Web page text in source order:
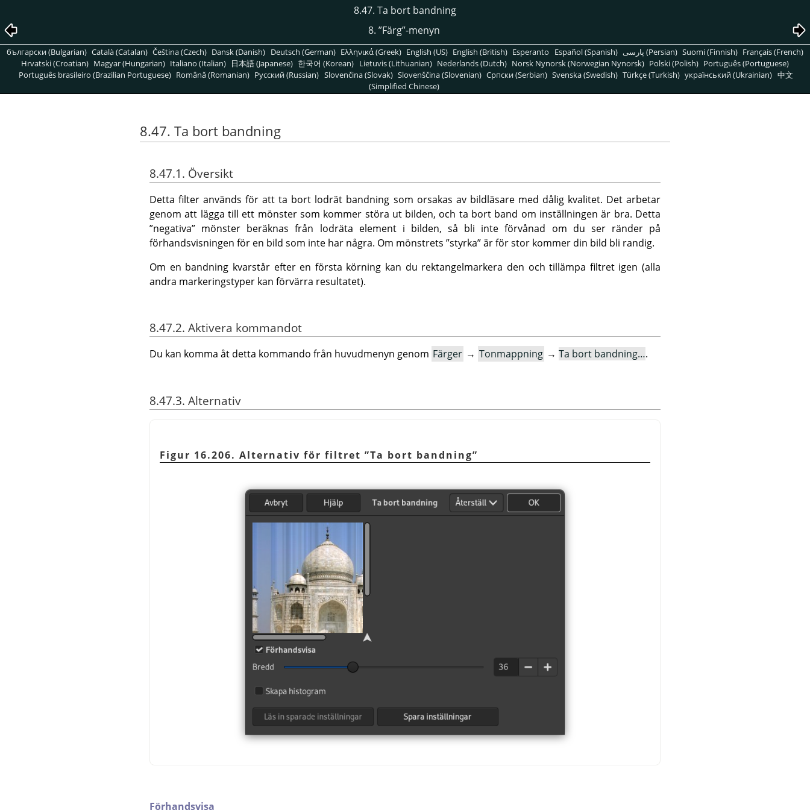
8.47. Ta bort bandning
8. ”Färg”-menyn
български (Bulgarian) Català (Catalan) Čeština (Czech) Dansk (Danish) Deutsch (German) Ελληνικά (Greek) English (US) English (British) Esperanto Español (Spanish) پارسی (Persian) Suomi (Finnish) Français (French)
Hrvatski (Croatian) Magyar (Hungarian) Italiano (Italian) 日本語 (Japanese) 한국어 (Korean) Lietuvis (Lithuanian) Nederlands (Dutch) Norsk Nynorsk (Norwegian Nynorsk) Polski (Polish) Português (Portuguese)
Português brasileiro (Brazilian Portuguese) Română (Romanian) Pусский (Russian) Slovenčina (Slovak) Slovenščina (Slovenian) Српски (Serbian) Svenska (Swedish) Türkçe (Turkish) український (Ukrainian) 中文
(Simplified Chinese)
8.47. Ta bort bandning
8.47.1. Översikt
Detta filter används för att ta bort lodrät bandning som orsakas av bildläsare med dålig kvalitet. Det arbetar
genom att lägga till ett mönster som kommer störa ut bilden, och ta bort band om inställningen är bra. Detta
”negativa” mönster beräknas från lodräta element i bilden, så bli inte förvånad om du ser ränder på
förhandsvisningen för en bild som inte har några. Om mönstrets ”styrka”är för stor kommer din bild bli randig.
Om en bandning kvarstår efter en första körning kan du rektangelmarkera den och tillämpa filtret igen (alla
andra markeringstyper kan förvärra resultatet).
8.47.2. Aktivera kommandot
Du kan komma åt detta kommando från huvudmenyn genom Färger → Tonmappning → Ta bort bandning….
8.47.3. Alternativ
Figur 16.206. Alternativ för filtret ”Ta bort bandning”
Förhandsvisa